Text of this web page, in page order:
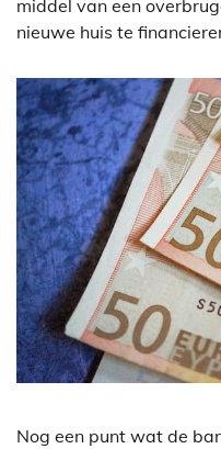
middel van een
nieuwe huis te
Nog een punt wat de